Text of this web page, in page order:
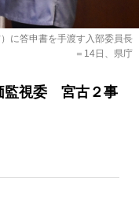
に答申書を手渡す入部委員長
＝14日、県庁
監視委 宮古２事